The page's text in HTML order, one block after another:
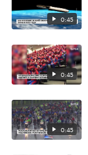
0:45
0:45
0:45